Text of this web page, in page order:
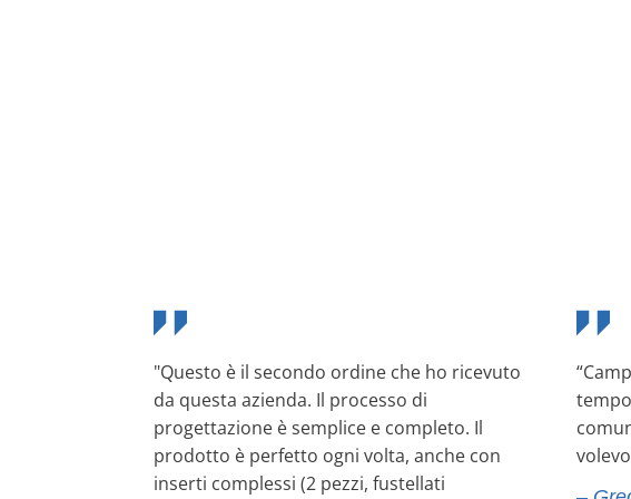
"Questo è il secondo ordine che ho ricevuto
da questa azienda. Il processo di
progettazione è semplice e completo. Il
prodotto è perfetto ogni volta, anche con
inserti complessi (2 pezzi, fustellati